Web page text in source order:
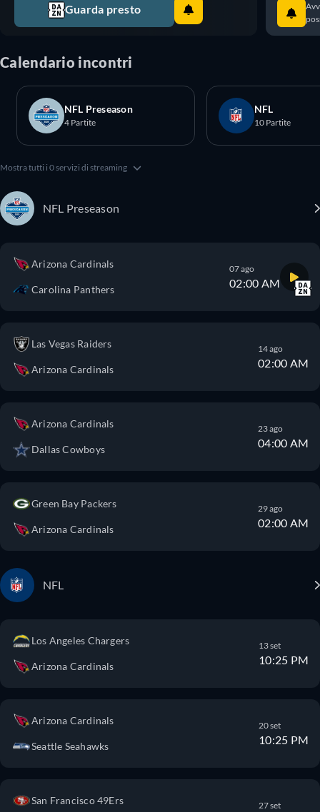
Guarda presto
Calendario incontri
NFL Preseason
4 Partite
NFL
10 Partite
Mostra tutti i 0 servizi di streaming
NFL Preseason
Arizona Cardinals
Carolina Panthers
07 ago
02:00 AM
Las Vegas Raiders
Arizona Cardinals
14 ago
02:00 AM
Arizona Cardinals
Dallas Cowboys
23 ago
04:00 AM
Green Bay Packers
Arizona Cardinals
29 ago
02:00 AM
NFL
Los Angeles Chargers
Arizona Cardinals
13 set
10:25 PM
Arizona Cardinals
Seattle Seahawks
20 set
10:25 PM
San Francisco 49Ers 27 set